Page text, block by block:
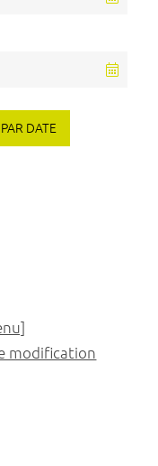
DATE
modification